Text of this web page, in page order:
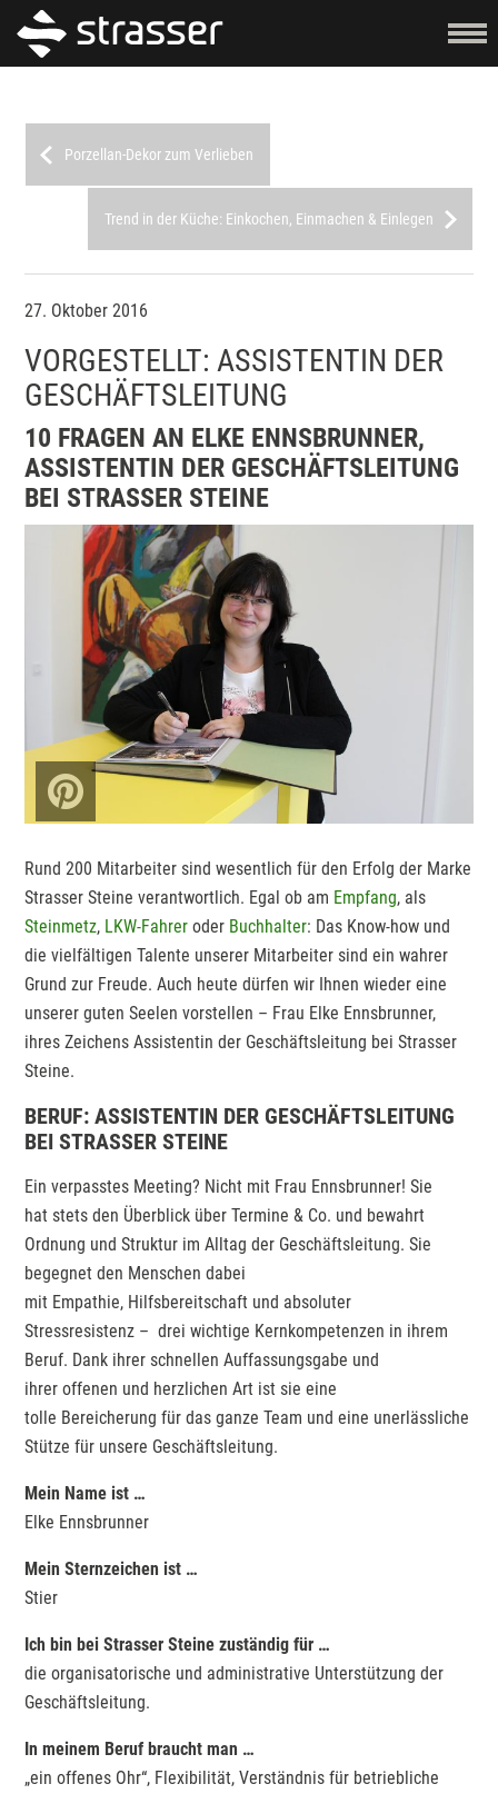
Porzellan-Dekor zum Verlieben
Trend in der Küche: Einkochen, Einmachen & Einlegen
27. Oktober 2016
VORGESTELLT: ASSISTENTIN DER
GESCHÄFTSLEITUNG
10 FRAGEN AN ELKE ENNSBRUNNER,
ASSISTENTIN DER GESCHÄFTSLEITUNG
BEI STRASSER STEINE
Rund 200 Mitarbeiter sind wesentlich für den Erfolg der Marke
Strasser Steine verantwortlich. Egal ob am Empfang, als
Steinmetz, LKW-Fahrer oder Buchhalter: Das Know-how und
die vielfältigen Talente unserer Mitarbeiter sind ein wahrer
Grund zur Freude. Auch heute dürfen wir Ihnen wieder eine
unserer guten Seelen vorstellen – Frau Elke Ennsbrunner,
ihres Zeichens Assistentin der Geschäftsleitung bei Strasser
Steine.
BERUF: ASSISTENTIN DER GESCHÄFTSLEITUNG
BEI STRASSER STEINE
Ein verpasstes Meeting? Nicht mit Frau Ennsbrunner! Sie
hat stets den Überblick über Termine & Co. und bewahrt
Ordnung und Struktur im Alltag der Geschäftsleitung. Sie
begegnet den Menschen dabei
mit Empathie, Hilfsbereitschaft und absoluter
Stressresistenz – drei wichtige Kernkompetenzen in ihrem
Beruf. Dank ihrer schnellen Auffassungsgabe und
ihrer offenen und herzlichen Art ist sie eine
tolle Bereicherung für das ganze Team und eine unerlässliche
Stütze für unsere Geschäftsleitung.
Mein Name ist …
Elke Ennsbrunner
Mein Sternzeichen ist …
Stier
Ich bin bei Strasser Steine zuständig für …
die organisatorische und administrative Unterstützung der
Geschäftsleitung.
In meinem Beruf braucht man …
„ein offenes Ohr“, Flexibilität, Verständnis für betriebliche